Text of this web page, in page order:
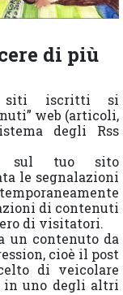
di più
i siti iscritti si
web (articoli,
degli Rss
sul tuo sito
le segnalazioni
di contenuti
di visitatori.
un contenuto da
cioè il post
di veicolare
in uno degli altri